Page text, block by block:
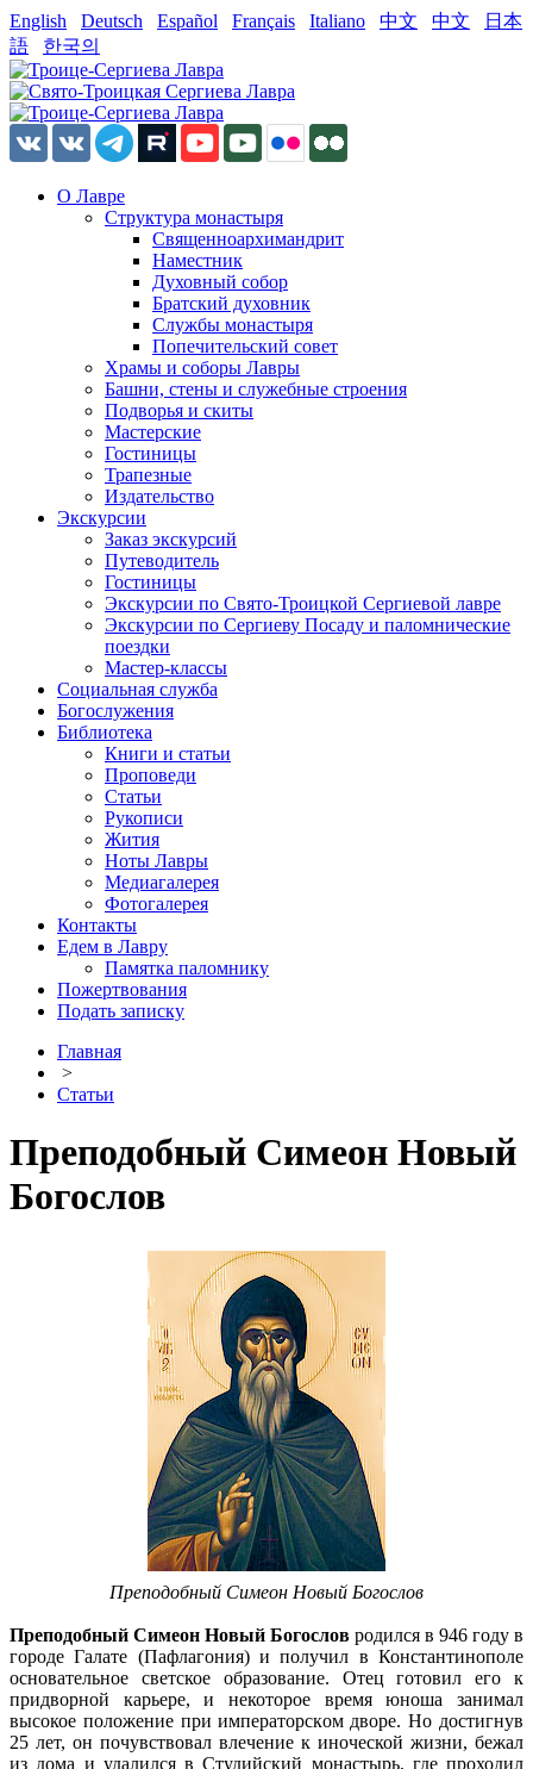
English Deutsch Español Français Italiano 中文 中文
日本
語
한국의
О Лавре
Структура монастыря
Священноархимандрит
Наместник
Духовный собор
Братский духовник
Службы монастыря
Попечительский совет
Храмы и соборы Лавры
Башни, стены и служебные строения
Подворья и скиты
Мастерские
Гостиницы
Трапезные
Издательство
Экскурсии
Заказ экскурсий
Путеводитель
Гостиницы
Экскурсии по Свято-Троицкой Сергиевой лавре
Экскурсии по Сергиеву Посаду и паломнические
поездки
Мастер-классы
Социальная служба
Богослужения
Библиотека
Книги и статьи
Проповеди
Статьи
Рукописи
Жития
Ноты Лавры
Медиагалерея
Фотогалерея
Контакты
Едем в Лавру
Памятка паломнику
Пожертвования
Подать записку
Главная
>
Статьи
Преподобный Симеон Новый
Богослов
Преподобный Симеон Новый Богослов
Преподобный Симеон Новый Богослов родился в 946 году в
городе Галате (Пафлагония) и получил в Константинополе
основательное светское образование. Отец готовил его к
придворной карьере, и некоторое время юноша занимал
высокое положение при императорском дворе. Но достигнув
25 лет, он почувствовал влечение к иноческой жизни, бежал
из дома и удалился в Студийский монастырь, где проходил